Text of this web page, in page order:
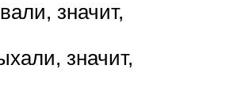
значит,
значит,